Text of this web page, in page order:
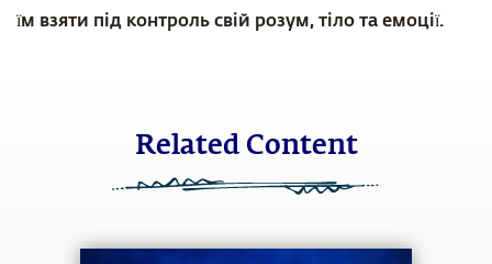
їм взяти під контроль свій розум, тіло та емоції.
Related Content